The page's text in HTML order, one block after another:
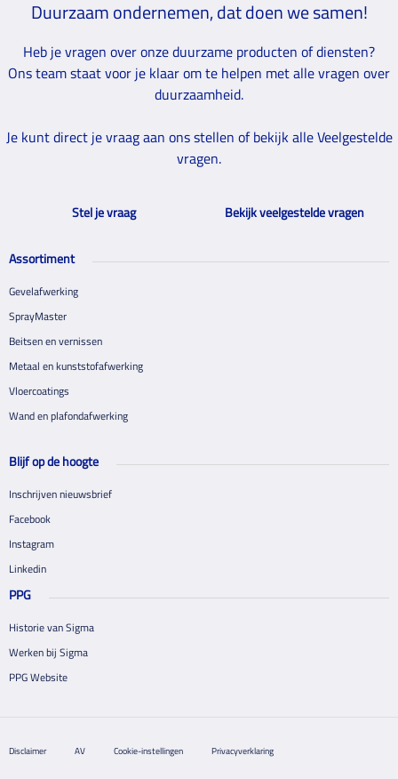
Duurzaam ondernemen, dat doen we samen!
Heb je vragen over onze duurzame producten of diensten?
Ons team staat voor je klaar om te helpen met alle vragen over
duurzaamheid.
Je kunt direct je vraag aan ons stellen of bekijk alle Veelgestelde
vragen.
Stel je vraag Bekijk veelgestelde vragen
Assortiment
Gevelafwerking
SprayMaster
Beitsen en vernissen
Metaal en kunststofafwerking
Vloercoatings
Wand en plafondafwerking
Blijf op de hoogte
Inschrijven nieuwsbrief
Facebook
Instagram
Linkedin
PPG
Historie van Sigma
Werken bij Sigma
PPG Website
Disclaimer AV Cookie-instellingen Privacyverklaring